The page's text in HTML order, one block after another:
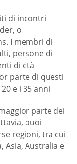
di incontri
o
I membri di
persone di
di età
parte di questi
e i 35 anni.
parte dei
puoi
regioni, tra cui
Asia, Australia e